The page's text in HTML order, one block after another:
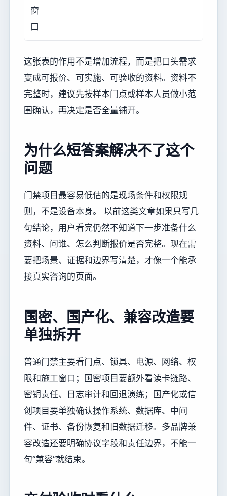
窗
口
这张表的作用不是增加流程，而是把口头需求
变成可报价、可实施、可验收的资料。资料不
完整时，建议先按样本门点或样本人员做小范
围确认，再决定是否全量铺开。
为什么短答案解决不了这个
问题
门禁项目最容易低估的是现场条件和权限规
则，不是设备本身。 以前这类文章如果只写几
句结论，用户看完仍然不知道下一步准备什么
资料、问谁、怎么判断报价是否完整。现在需
要把场景、证据和边界写清楚，才像一个能承
接真实咨询的页面。
国密、国产化、兼容改造要
单独拆开
普通门禁主要看门点、锁具、电源、网络、权
限和施工窗口；国密项目要额外看读卡链路、
密钥责任、日志审计和回退演练；国产化或信
创项目要单独确认操作系统、数据库、中间
件、证书、备份恢复和旧数据迁移。多品牌兼
容改造还要明确协议字段和责任边界，不能一
句“兼容”就结束。